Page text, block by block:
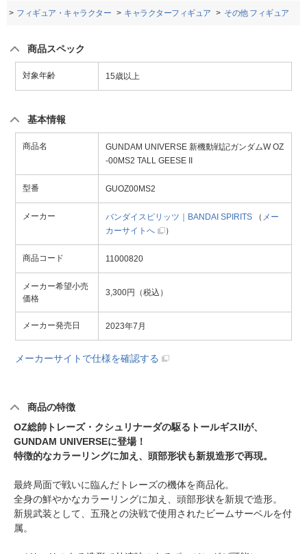
フィギュア・キャラクター キャラクターフィギュア その他 フィギュア
商品スペック
対象年齢 15歳以上
基本情報
商品名
GUNDAM UNIVERSE 新機動戦記ガンダムW OZ
-00MS2 TALL GEESE II
型番 GUOZ00MS2
メーカー バンダイスピリッツ｜BANDAI SPIRITS （ メー
カーサイトへ
）
商品コード 11000820
メーカー希望小売
価格
3,300円（税込）
メーカー発売日 2023年7月
メーカーサイトで仕様を確認する
商品の特徴
OZ総帥トレーズ・クシュリナーダの駆るトールギスIIが、
GUNDAM UNIVERSEに登場！
特徴的なカラーリングに加え、頭部形状も新規造形で再現。
最終局面で戦いに臨んだトレーズの機体を商品化。
全身の鮮やかなカラーリングに加え、頭部形状を新規で造形。
新規武装として、五飛との決戦で使用されたビームサーベルを付
属。